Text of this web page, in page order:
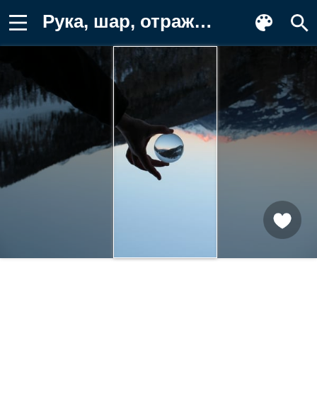
Рука, шар, отражение Фото